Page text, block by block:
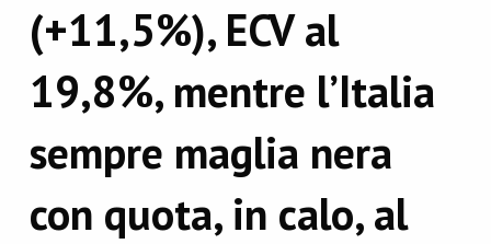
(+11,5%), ECV al
19,8%, mentre l’Italia
sempre maglia nera
con quota, in calo, al